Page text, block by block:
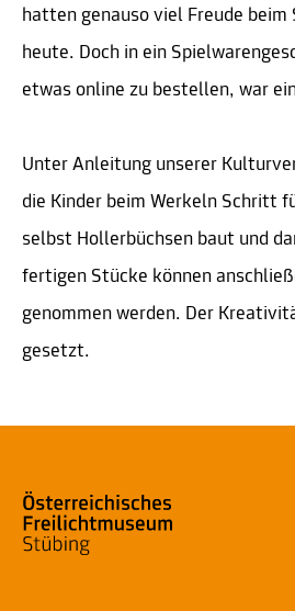
hatten genauso viel Freude beim
heute. Doch in ein
etwas online zu bestellen, war
Unter Anleitung unserer
die Kinder beim Werkeln Schritt
selbst Hollerbüchsen baut und
fertigen Stücke können
genommen werden. Der
gesetzt.